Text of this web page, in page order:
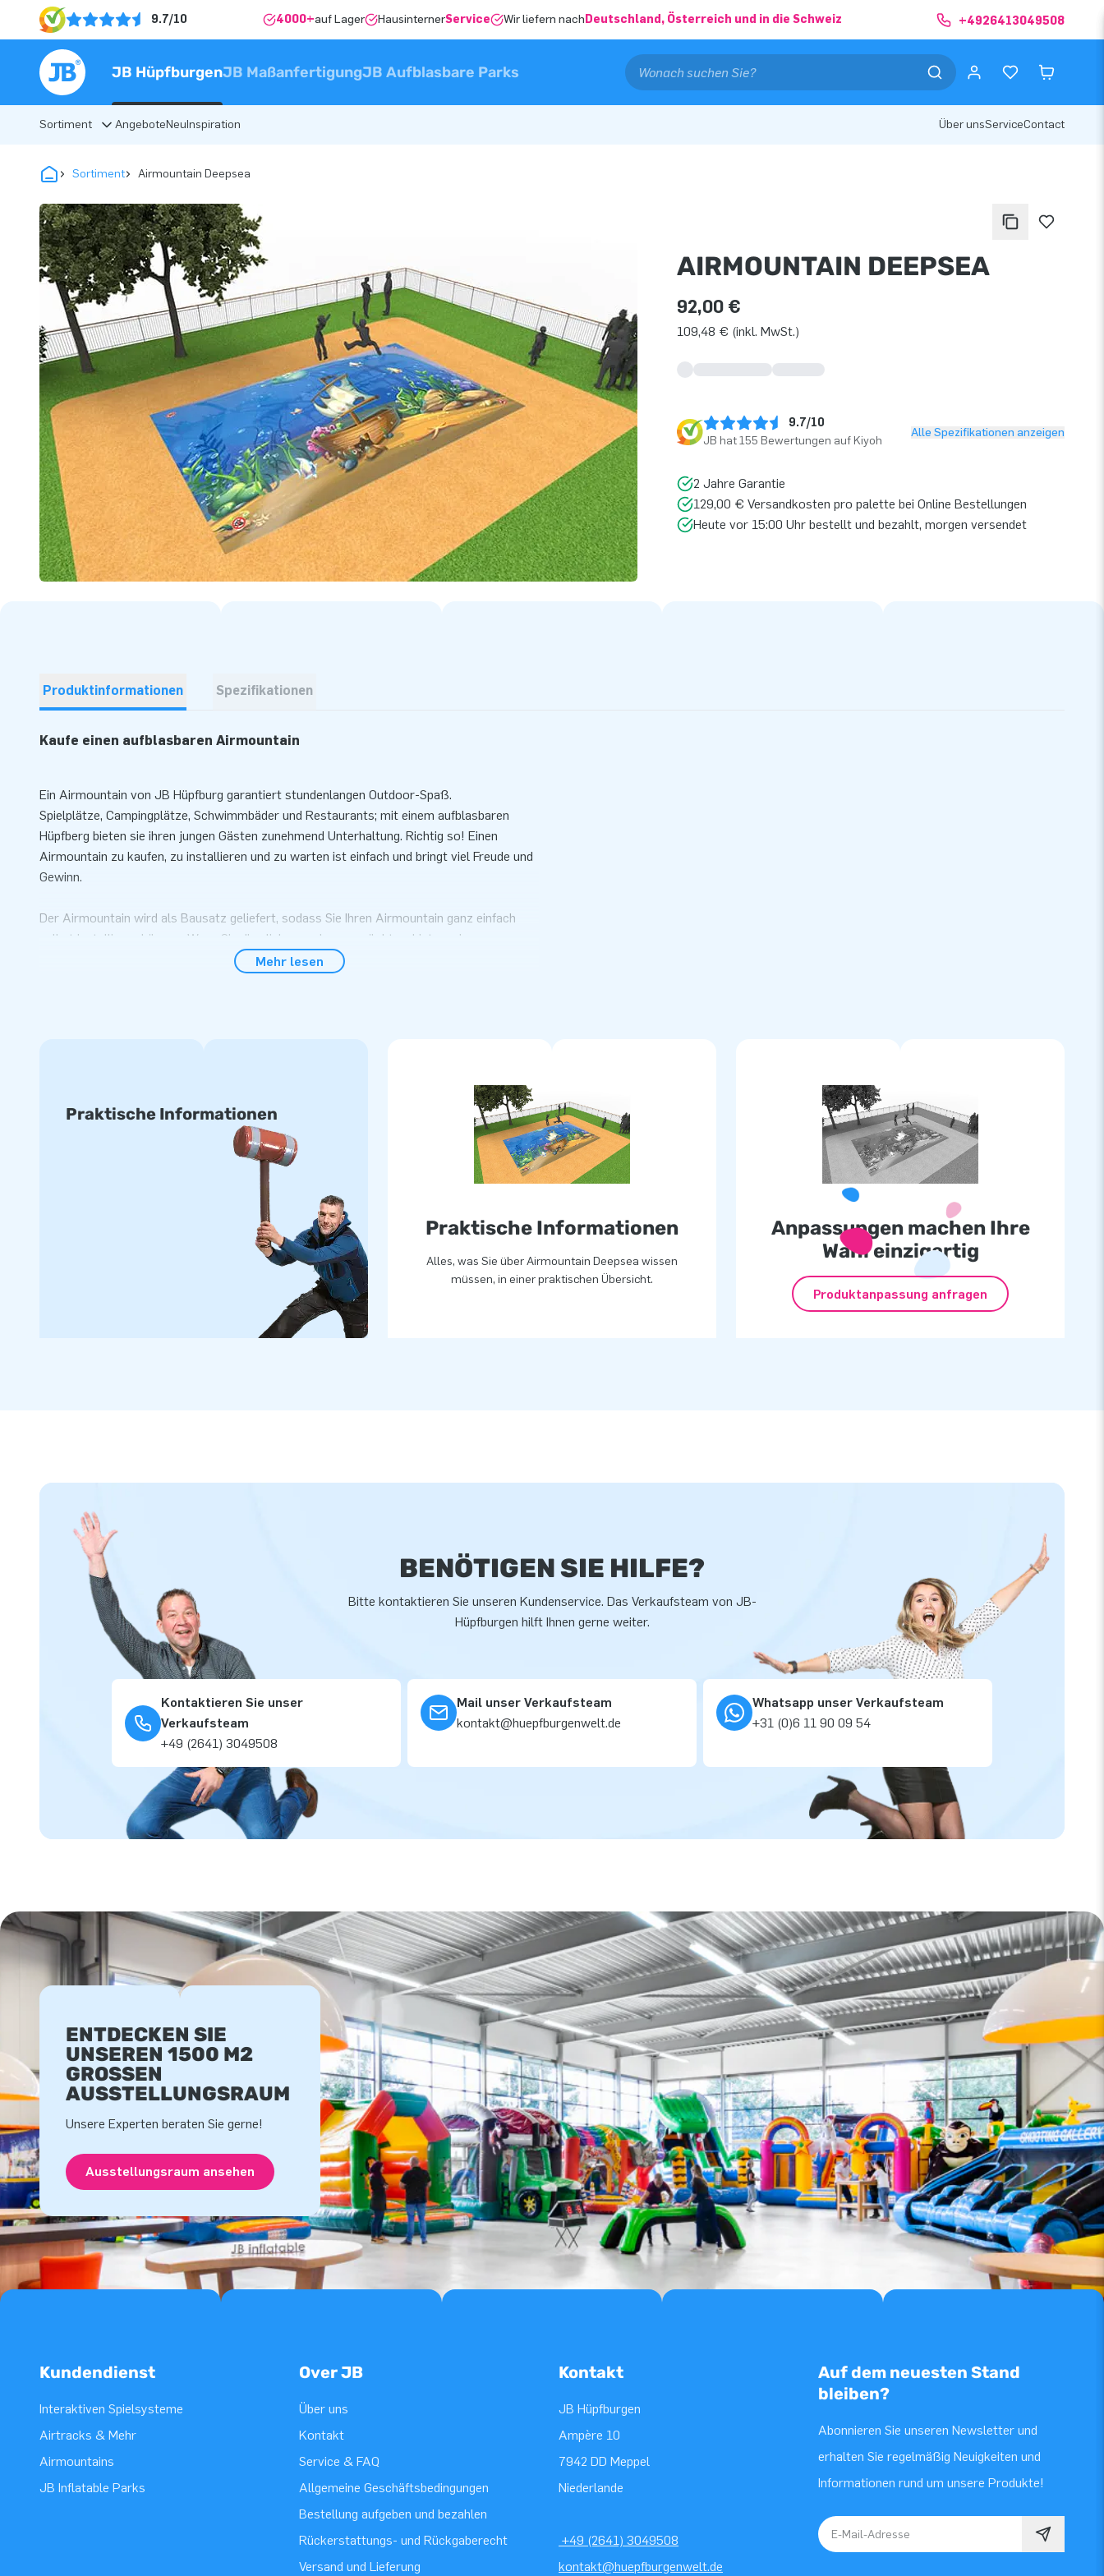
9.7/10 4000+auf Lager HausinternerService Wir liefern nach Deutschland, Österreich und in die Schweiz +4926413049508
JB HüpfburgenJB MaßanfertigungJB Aufblasbare Parks
Sortiment AngeboteNeuInspiration Über unsServiceContact
Sortiment Airmountain Deepsea
AIRMOUNTAIN DEEPSEA
92,00 €
109,48 € (inkl. MwSt.)
9.7/10
JB hat 155 Bewertungen auf Kiyoh
Alle Spezifikationen anzeigen
2 Jahre Garantie
129,00 € Versandkosten pro palette bei Online Bestellungen
Heute vor 15:00 Uhr bestellt und bezahlt, morgen versendet
Produktinformationen Spezifikationen
Kaufe einen aufblasbaren Airmountain
Ein Airmountain von JB Hüpfburg garantiert stundenlangen Outdoor-Spaß.
Spielplätze, Campingplätze, Schwimmbäder und Restaurants; mit einem aufblasbaren
Hüpfberg bieten sie ihren jungen Gästen zunehmend Unterhaltung. Richtig so! Einen
Airmountain zu kaufen, zu installieren und zu warten ist einfach und bringt viel Freude und
Gewinn.
Der Airmountain wird als Bausatz geliefert, sodass Sie Ihren Airmountain ganz einfach
selbst installieren können. Wenn Sie dies lieber auslagern möchten, bieten wir gegen
Aufpreis einen Installationsservice an. Ihr Hüpfberg wird innerhalb von ca. 1 - 2 Werktagen
• 6 x 5 m • 8 x 5 m • 10 x 8 m
• 6 x 6 m • 8 x 6 m • 10 x 12 m
• 6 x 8 m • 8 x 8 m • 12 x 15 m
• 6 x 12 m • 8 x 12 m • 14 x 20 m
Alle aufblasbaren Sprungberge werden aus hochwertigen Materialien gefertigt. Sie werden
standardmäßig mit den richtigen Zertifizierungen und Handbüchern für den professionellen
Möchten Sie lieber einen Airmountain in Ihren eigenen Farben oder mit Ihrem Logo? Dann
unverbindlich ein Design entwerfen!
Mehr als 15.000 Kunden entschieden sich auch für JB
JB lässt Menschen weltweit seit über 15 Jahren vor Freude hüpfen. Oft wörtlich. Unser
Team aus Designern, Entwicklern und Logistikmitarbeitern liefert einzigartige aufblasbare
Attraktionen im großen Stil! Kunden können sich auf unseren professionellen Service und
Mehr lesen
Praktische Informationen
Praktische Informationen
Alles, was Sie über Airmountain Deepsea wissen
müssen, in einer praktischen Übersicht.
Anpassungen machen Ihre
Wahl einzigartig
Produktanpassung anfragen
BENÖTIGEN SIE HILFE?
Bitte kontaktieren Sie unseren Kundenservice. Das Verkaufsteam von JB-
Hüpfburgen hilft Ihnen gerne weiter.
Kontaktieren Sie unser
Verkaufsteam
+49 (2641) 3049508
Mail unser Verkaufsteam
kontakt@huepfburgenwelt.de
Whatsapp unser Verkaufsteam
+31 (0)6 11 90 09 54
ENTDECKEN SIE
UNSEREN 1500 M2
GROSSEN A
USSTELLUNGSRAUM
Unsere Experten beraten Sie gerne!
Ausstellungsraum ansehen
Kundendienst
Interaktiven Spielsysteme
Airtracks & Mehr
Airmountains
JB Inflatable Parks
Over JB
Über uns
Kontakt
Service & FAQ
Allgemeine Geschäftsbedingungen
Bestellung aufgeben und bezahlen
Rückerstattungs- und Rückgaberecht
Versand und Lieferung
Kontakt
JB Hüpfburgen
Ampère 10
7942 DD Meppel
Niederlande
+49 (2641) 3049508
kontakt@huepfburgenwelt.de
Auf dem neuesten Stand
bleiben?
Abonnieren Sie unseren Newsletter und
erhalten Sie regelmäßig Neuigkeiten und
Informationen rund um unsere Produkte!
E-Mail-Adresse